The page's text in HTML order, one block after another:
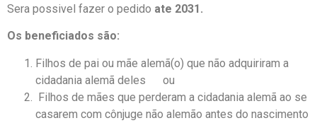
Sera possivel fazer o pedido ate 2031.
Os beneficiados são:
Filhos de pai ou mãe alemã(o) que não adquiriram a
cidadania alemã deles ou
Filhos de mães que perderam a cidadania alemã ao se
casarem com cônjuge não alemão antes do nascimento